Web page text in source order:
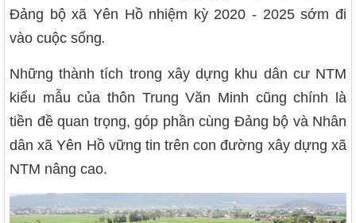
Đảng bộ xã Yên Hồ nhiệm kỳ 2020 - 2025 sớm đi
vào cuộc sống.
Những thành tích trong xây dựng khu dân cư NTM
kiểu mẫu của thôn Trung Văn Minh cũng chính là
tiền đề quan trọng, góp phần cùng Đảng bộ và Nhân
dân xã Yên Hồ vững tin trên con đường xây dựng xã
NTM nâng cao.